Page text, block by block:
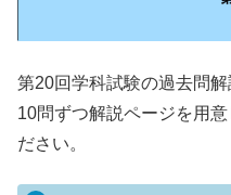
第20回学科試験の過去問解
10問ずつ解説ページを用
ださい。